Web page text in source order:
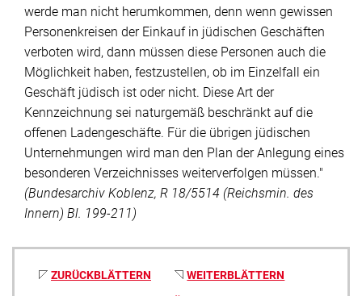
werde man nicht herumkommen, denn wenn gewissen
Personenkreisen der Einkauf in jüdischen Geschäften
verboten wird, dann müssen diese Personen auch die
Möglichkeit haben, festzustellen, ob im Einzelfall ein
Geschäft jüdisch ist oder nicht. Diese Art der
Kennzeichnung sei naturgemäß beschränkt auf die
offenen Ladengeschäfte. Für die übrigen jüdischen
Unternehmungen wird man den Plan der Anlegung eines
besonderen Verzeichnisses weiterverfolgen müssen."
(Bundesarchiv Koblenz, R 18/5514 (Reichsmin. des
Innern) Bl. 199-211)
ZURÜCKBLÄTTERN
WEITERBLÄTTERN